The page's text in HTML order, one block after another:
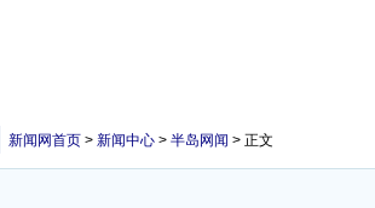
新闻网首页 > 新闻中心 > 半岛网闻 > 正文